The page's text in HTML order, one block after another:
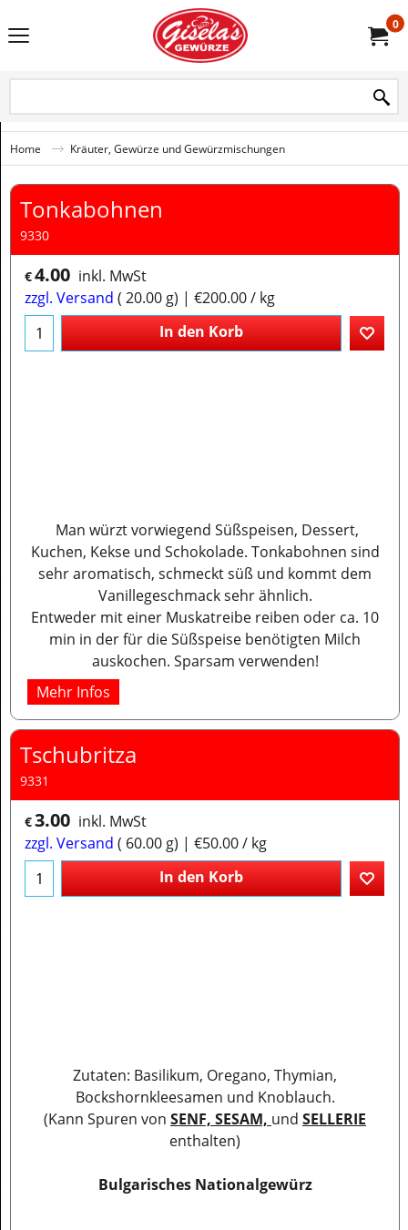
0
Home Kräuter, Gewürze und Gewürzmischungen
Tonkabohnen
9330
€4.00 inkl. MwSt
zzgl. Versand
20.00 g €200.00/ kg
In den Korb
Man würzt vorwiegend Süßspeisen, Dessert,
Kuchen, Kekse und Schokolade. Tonkabohnen sind
sehr aromatisch, schmeckt süß und kommt dem
Vanillegeschmack sehr ähnlich.
Entweder mit einer Muskatreibe reiben oder ca. 10
min in der für die Süßspeise benötigten Milch
auskochen. Sparsam verwenden!
Mehr Infos
Tschubritza
9331
€3.00 inkl. MwSt
zzgl. Versand
60.00 g €50.00/ kg
In den Korb
Zutaten: Basilikum, Oregano, Thymian,
Bockshornkleesamen und Knoblauch.
(Kann Spuren von SENF, SESAM, und SELLERIE
enthalten)
Bulgarisches Nationalgewürz